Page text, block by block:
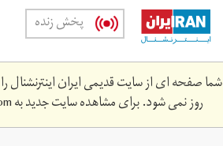
Skip
main
content
پخش زنده
شما صفحه ای از سایت قدیمی ایران اینترنشنال
روز نمی شود. برای مشاهده سایت جدید به